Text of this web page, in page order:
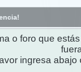
o foro que
ingresa